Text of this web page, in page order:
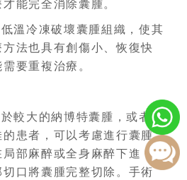
能完全消除囊腫。
溫冷凍破壞囊腫組織，使其
法也具有創傷小、恢復快
要重複治療。
較大的納博特囊腫，或者經
患者，可以考慮進行囊腫
部麻醉或全身麻醉下進
口將囊腫完整切除。手術